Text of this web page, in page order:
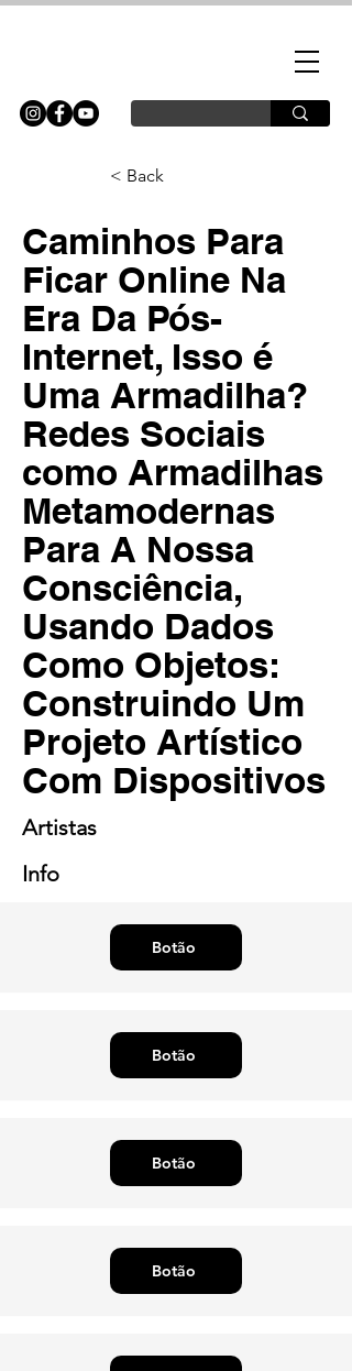
< Back
Caminhos Para
Ficar Online Na
Era Da Pós-
Internet, Isso é
Uma Armadilha?
Redes Sociais
como Armadilhas
Metamodernas
Para A Nossa
Consciência,
Usando Dados
Como Objetos:
Construindo Um
Projeto Artístico
Com Dispositivos
Artistas
Info
Botão
Botão
Botão
Botão